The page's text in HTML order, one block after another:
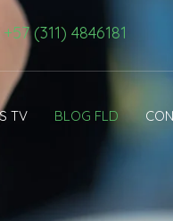
(311) 4846181
TV BLOG FLD